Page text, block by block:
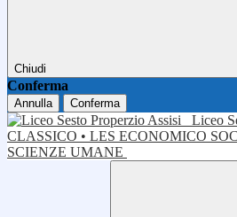
Chiudi
Conferma
Annulla Conferma
Liceo
CLASSICO • LES ECONOMICO
SCIENZE UMANE